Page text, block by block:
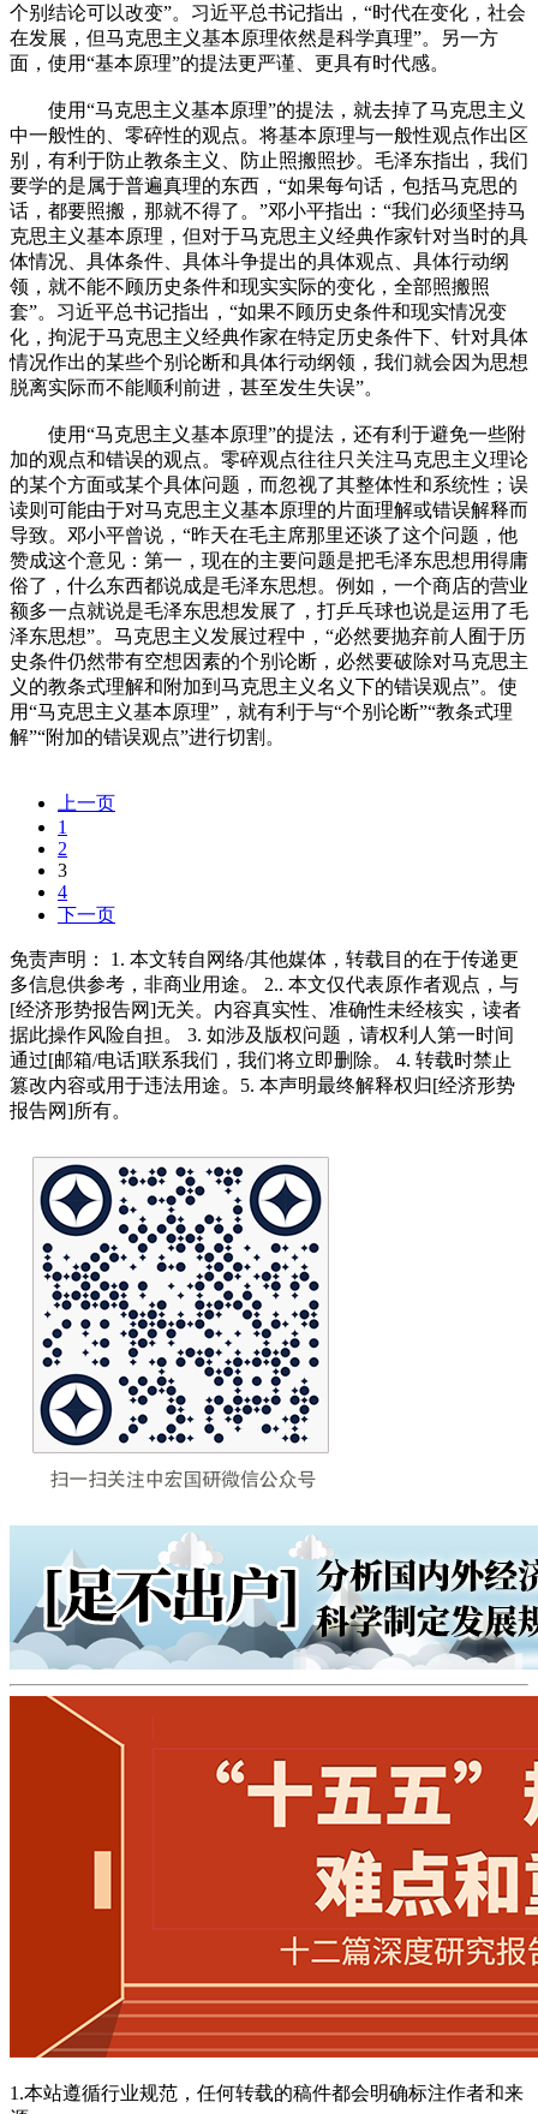
个别结论可以改变”。习近平总书记指出，“时代在变化，社会
在发展，但马克思主义基本原理依然是科学真理”。另一方
面，使用“基本原理”的提法更严谨、更具有时代感。
使用“马克思主义基本原理”的提法，就去掉了马克思主义
中一般性的、零碎性的观点。将基本原理与一般性观点作出区
别，有利于防止教条主义、防止照搬照抄。毛泽东指出，我们
要学的是属于普遍真理的东西，“如果每句话，包括马克思的
话，都要照搬，那就不得了。”邓小平指出：“我们必须坚持马
克思主义基本原理，但对于马克思主义经典作家针对当时的具
体情况、具体条件、具体斗争提出的具体观点、具体行动纲
领，就不能不顾历史条件和现实实际的变化，全部照搬照
套”。习近平总书记指出，“如果不顾历史条件和现实情况变
化，拘泥于马克思主义经典作家在特定历史条件下、针对具体
情况作出的某些个别论断和具体行动纲领，我们就会因为思想
脱离实际而不能顺利前进，甚至发生失误”。
使用“马克思主义基本原理”的提法，还有利于避免一些附
加的观点和错误的观点。零碎观点往往只关注马克思主义理论
的某个方面或某个具体问题，而忽视了其整体性和系统性；误
读则可能由于对马克思主义基本原理的片面理解或错误解释而
导致。邓小平曾说，“昨天在毛主席那里还谈了这个问题，他
赞成这个意见：第一，现在的主要问题是把毛泽东思想用得庸
俗了，什么东西都说成是毛泽东思想。例如，一个商店的营业
额多一点就说是毛泽东思想发展了，打乒乓球也说是运用了毛
泽东思想”。马克思主义发展过程中，“必然要抛弃前人囿于历
史条件仍然带有空想因素的个别论断，必然要破除对马克思主
义的教条式理解和附加到马克思主义名义下的错误观点”。使
用“马克思主义基本原理”，就有利于与“个别论断”“教条式理
解”“附加的错误观点”进行切割。
上一页
1
2
3
4
下一页
免责声明： 1. 本文转自网络/其他媒体，转载目的在于传递更
多信息供参考，非商业用途。 2.. 本文仅代表原作者观点，与
[经济形势报告网]无关。内容真实性、准确性未经核实，读者
据此操作风险自担。 3. 如涉及版权问题，请权利人第一时间
通过[邮箱/电话]联系我们，我们将立即删除。 4. 转载时禁止
篡改内容或用于违法用途。5. 本声明最终解释权归[经济形势
报告网]所有。
1.本站遵循行业规范，任何转载的稿件都会明确标注作者和来